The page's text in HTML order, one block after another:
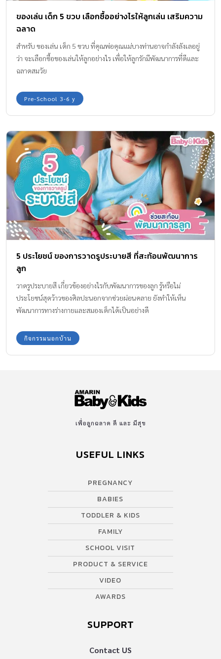
ของเล่น เด็ก 5 ขวบ เลือกซื้ออย่างไรให้ลูกเล่น เสริมความ
ฉลาด
สำหรับ ของเล่น เด็ก 5 ขวบ ที่คุณพ่อคุณแม่บางท่านอาจกำลังลังเลอยู่
ว่า จะเลือกซื้อของเล่นให้ลูกอย่างไร เพื่อให้ลูกรักมีพัฒนาการที่ดีและ
ฉลาดสมวัย
Pre-School 3-6 y
5 ประโยชน์ ของการวาดรูประบายสี ที่สะท้อนพัฒนาการ
ลูก
วาดรูประบายสี เกี่ยวข้องอย่างไรกับพัฒนาการของลูก รู้หรือไม่
ประโยชน์สุดว้าวของศิลปะนอกจากช่วยผ่อนคลาย ยังทำให้เห็น
พัฒนาการทางร่างกายและสมองเด็กได้เป็นอย่างดี
กิจกรรมนอกบ้าน
เพื่อลูกฉลาด ดี และ มีสุข
USEFUL LINKS
PREGNANCY
BABIES
TODDLER & KIDS
FAMILY
SCHOOL VISIT
PRODUCT & SERVICE
VIDEO
AWARDS
SUPPORT
Contact US